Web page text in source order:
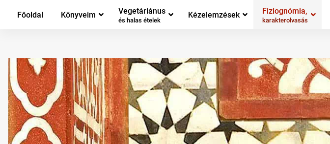
Főoldal Könyveim Vegetáriánus
és halas ételek
Kézelemzések Fiziognómia,
karakterolvasás